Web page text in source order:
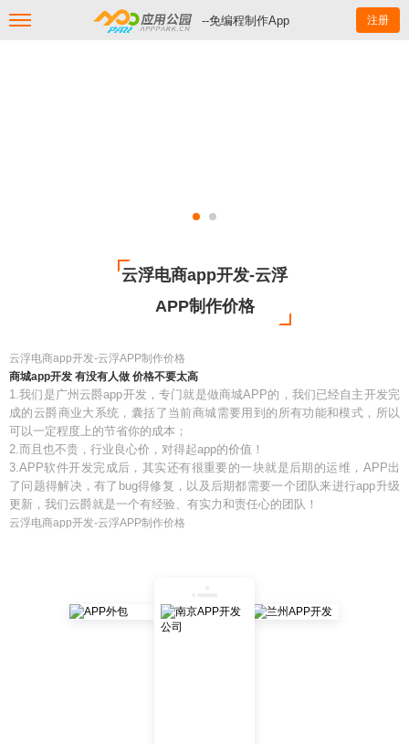
--免编程制作App 注册
云浮电商app开发-云浮
APP制作价格
云浮电商app开发-云浮APP制作价格
商城app开发 有没有人做 价格不要太高
1.我们是广州云爵app开发，专门就是做商城APP的，我们已经自主开发完
成的云爵商业大系统，囊括了当前商城需要用到的所有功能和模式，所以
可以一定程度上的节省你的成本；
2.而且也不贵，行业良心价，对得起app的价值！
3.APP软件开发完成后，其实还有很重要的一块就是后期的运维，APP出
了问题得解决，有了bug得修复，以及后期都需要一个团队来进行app升级
更新，我们云爵就是一个有经验、有实力和责任心的团队！
云浮电商app开发-云浮APP制作价格